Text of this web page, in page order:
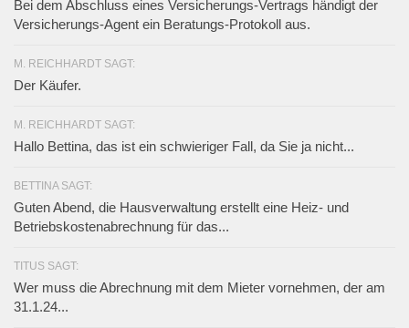
Bei dem Abschluss eines Versicherungs-Vertrags händigt der
Versicherungs-Agent ein Beratungs-Protokoll aus.
M. REICHHARDT SAGT:
Der Käufer.
M. REICHHARDT SAGT:
Hallo Bettina, das ist ein schwieriger Fall, da Sie ja nicht...
BETTINA SAGT:
Guten Abend, die Hausverwaltung erstellt eine Heiz- und
Betriebskostenabrechnung für das...
TITUS SAGT:
Wer muss die Abrechnung mit dem Mieter vornehmen, der am
31.1.24...